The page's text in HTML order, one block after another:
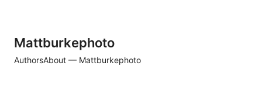
Mattburkephoto
AuthorsAbout — Mattburkephoto